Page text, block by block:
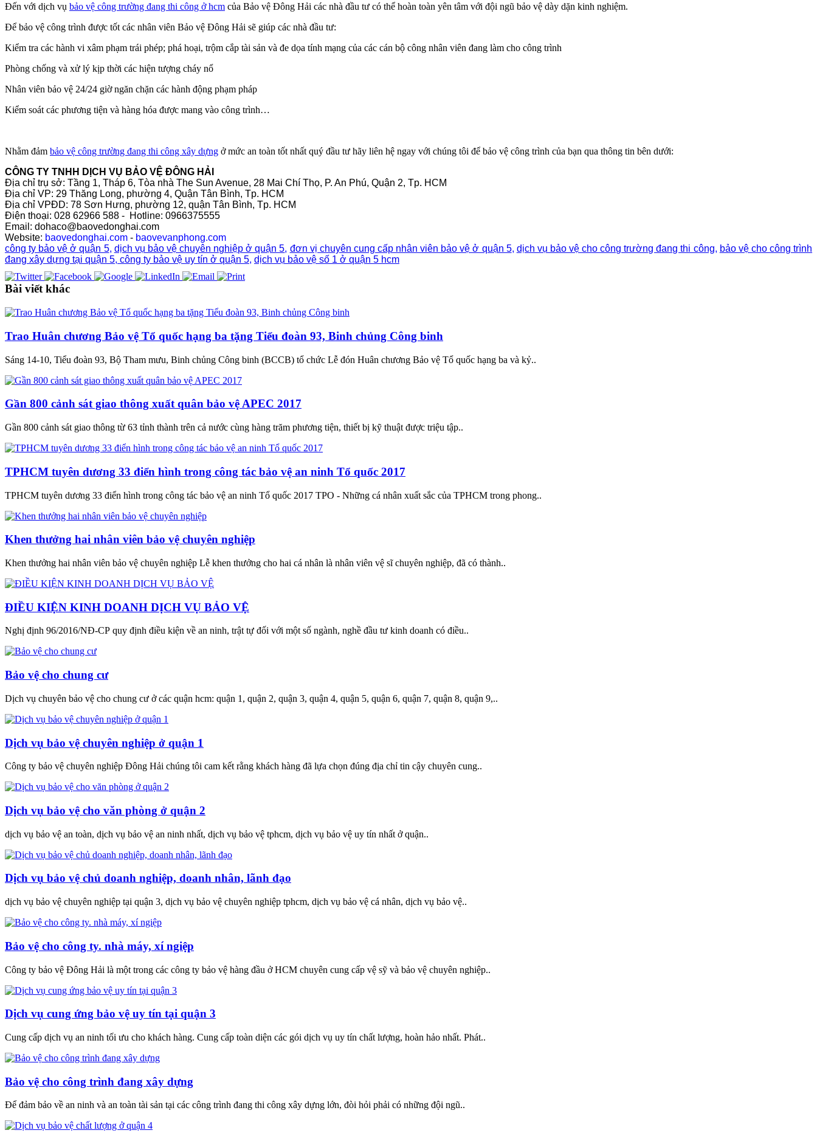
Đến với dịch vụ bảo vệ công trường đang thi công ở hcm của Bảo vệ Đông Hải các nhà đầu tư có thể hoàn toàn yên tâm với đội ngũ bảo vệ dày dặn kinh nghiệm.
Để bảo vệ công trình được tốt các nhân viên Bảo vệ Đông Hải sẽ giúp các nhà đầu tư:
Kiểm tra các hành vi xâm phạm trái phép; phá hoại, trộm cắp tài sản và đe dọa tính mạng của các cán bộ công nhân viên đang làm cho công trình
Phòng chống và xử lý kịp thời các hiện tượng cháy nổ
Nhân viên bảo vệ 24/24 giờ ngăn chặn các hành động phạm pháp
Kiểm soát các phương tiện và hàng hóa được mang vào công trình…
Nhằm đảm bảo vệ công trường đang thi công xây dựng ở mức an toàn tốt nhất quý đầu tư hãy liên hệ ngay với chúng tôi để bảo vệ công trình của bạn qua thông tin bên dưới:
CÔNG TY TNHH DỊCH VỤ BẢO VỆ ĐÔNG HẢI
Địa chỉ trụ sở: Tầng 1, Tháp 6, Tòa nhà The Sun Avenue, 28 Mai Chí Thọ, P. An Phú, Quận 2, Tp. HCM
Địa chỉ VP: 29 Thăng Long, phường 4, Quận Tân Bình, Tp. HCM
Địa chỉ VPĐD: 78 Sơn Hưng, phường 12, quận Tân Bình, Tp. HCM
Điện thoại: 028 62966 588 - Hotline: 0966375555
Email: dohaco@baovedonghai.com
Website: baovedonghai.com - baovevanphong.com
công ty bảo vệ ở quận 5, dịch vụ bảo vệ chuyên nghiệp ở quận 5, đơn vị chuyên cung cấp nhân viên bảo vệ ở quận 5, dịch vụ bảo vệ cho công trường đang thi công, bảo vệ cho công trình
đang xây dựng tại quận 5, công ty bảo vệ uy tín ở quận 5, dịch vụ bảo vệ số 1 ở quận 5 hcm
Bài viết khác
Trao Huân chương Bảo vệ Tổ quốc hạng ba tặng Tiểu đoàn 93, Binh chủng Công binh
Sáng 14-10, Tiểu đoàn 93, Bộ Tham mưu, Binh chủng Công binh (BCCB) tổ chức Lễ đón Huân chương Bảo vệ Tổ quốc hạng ba và kỷ..
Gần 800 cảnh sát giao thông xuất quân bảo vệ APEC 2017
Gần 800 cảnh sát giao thông từ 63 tỉnh thành trên cả nước cùng hàng trăm phương tiện, thiết bị kỹ thuật được triệu tập..
TPHCM tuyên dương 33 điển hình trong công tác bảo vệ an ninh Tổ quốc 2017
TPHCM tuyên dương 33 điển hình trong công tác bảo vệ an ninh Tổ quốc 2017 TPO - Những cá nhân xuất sắc của TPHCM trong phong..
Khen thưởng hai nhân viên bảo vệ chuyên nghiệp
Khen thưởng hai nhân viên bảo vệ chuyên nghiệp Lễ khen thưởng cho hai cá nhân là nhân viên vệ sĩ chuyên nghiệp, đã có thành..
ĐIỀU KIỆN KINH DOANH DỊCH VỤ BẢO VỆ
Nghị định 96/2016/NĐ-CP quy định điều kiện về an ninh, trật tự đối với một số ngành, nghề đầu tư kinh doanh có điều..
Bảo vệ cho chung cư
Dịch vụ chuyên bảo vệ cho chung cư ở các quận hcm: quận 1, quận 2, quận 3, quận 4, quận 5, quận 6, quận 7, quận 8, quận 9,..
Dịch vụ bảo vệ chuyên nghiệp ở quận 1
Công ty bảo vệ chuyên nghiệp Đông Hải chúng tôi cam kết rằng khách hàng đã lựa chọn đúng địa chỉ tin cậy chuyên cung..
Dịch vụ bảo vệ cho văn phòng ở quận 2
dịch vụ bảo vệ an toàn, dịch vụ bảo vệ an ninh nhất, dịch vụ bảo vệ tphcm, dịch vụ bảo vệ uy tín nhất ở quận..
Dịch vụ bảo vệ chủ doanh nghiệp, doanh nhân, lãnh đạo
dịch vụ bảo vệ chuyên nghiệp tại quận 3, dịch vụ bảo vệ chuyên nghiệp tphcm, dịch vụ bảo vệ cá nhân, dịch vụ bảo vệ..
Bảo vệ cho công ty. nhà máy, xí ngiệp
Công ty bảo vệ Đông Hải là một trong các công ty bảo vệ hàng đầu ở HCM chuyên cung cấp vệ sỹ và bảo vệ chuyên nghiệp..
Dịch vụ cung ứng bảo vệ uy tín tại quận 3
Cung cấp dịch vụ an ninh tối ưu cho khách hàng. Cung cấp toàn diện các gói dịch vụ uy tín chất lượng, hoàn hảo nhất. Phát..
Bảo vệ cho công trình đang xây dựng
Để đảm bảo về an ninh và an toàn tài sản tại các công trình đang thi công xây dựng lớn, đòi hỏi phải có những đội ngũ..